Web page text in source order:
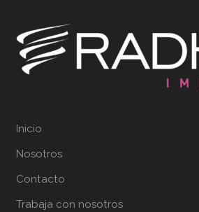
Inicio
Nosotros
Contacto
Trabaja con nosotros